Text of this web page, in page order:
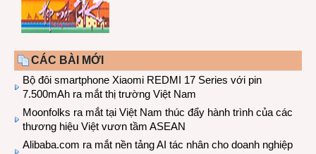
CÁC BÀI MỚI
Bộ đôi smartphone Xiaomi REDMI 17 Series với pin
7.500mAh ra mắt thị trường Việt Nam
Moonfolks ra mắt tại Việt Nam thúc đẩy hành trình của các
thương hiệu Việt vươn tầm ASEAN
Alibaba.com ra mắt nền tảng AI tác nhân cho doanh nghiệp